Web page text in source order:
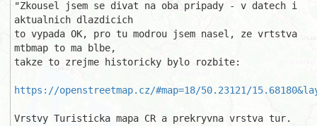
"Zkousel jsem se divat na oba pripady - v datech i
aktualnich dlazdicich
to vypada OK, pro tu modrou jsem nasel, ze vrtstva
mtbmap to ma blbe,
takze to zrejme historicky bylo rozbite:
https://openstreetmap.cz/#map=18/50.23121/
Vrstvy Turisticka mapa CR a prekryvna vrstva tur.